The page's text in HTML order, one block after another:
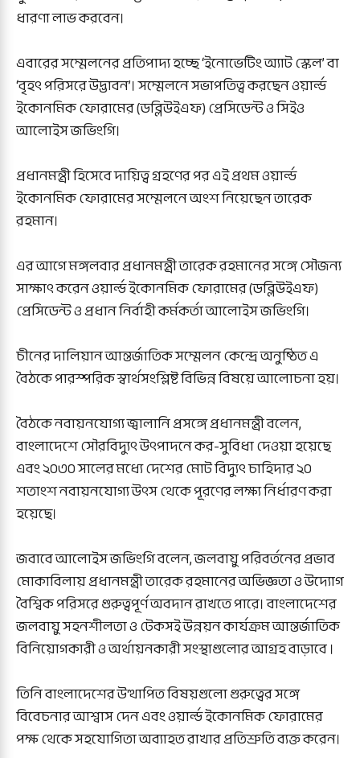
ধারণা লাভ করবেন।
এবারের সম্মেলনের প্রতিপাদ্য হচ্ছে ‘ইনোভেটিং অ্যাট স্কেল’ বা
‘বৃহৎ পরিসরে উদ্ভাবন’। সম্মেলনে সভাপতিত্ব করছেন ওয়ার্ল্ড
ইকোনমিক ফোরামের (ডব্লিউইএফ) প্রেসিডেন্ট ও সিইও
আলোইস জভিংগি।
প্রধানমন্ত্রী হিসেবে দায়িত্ব গ্রহণের পর এই প্রথম ওয়ার্ল্ড
ইকোনমিক ফোরামের সম্মেলনে অংশ নিয়েছেন তারেক
রহমান।
এর আগে মঙ্গলবার প্রধানমন্ত্রী তারেক রহমানের সঙ্গে সৌজন্য
সাক্ষাৎ করেন ওয়ার্ল্ড ইকোনমিক ফোরামের (ডব্লিউইএফ)
প্রেসিডেন্ট ও প্রধান নির্বাহী কর্মকর্তা আলোইস জভিংগি।
চীনের দালিয়ান আন্তর্জাতিক সম্মেলন কেন্দ্রে অনুষ্ঠিত এ
বৈঠকে পারস্পরিক স্বার্থসংশ্লিষ্ট বিভিন্ন বিষয়ে আলোচনা হয়।
বৈঠকে নবায়নযোগ্য জ্বালানি প্রসঙ্গে প্রধানমন্ত্রী বলেন,
বাংলাদেশে সৌরবিদ্যুৎ উৎপাদনে কর-সুবিধা দেওয়া হয়েছে
এবং ২০৩০ সালের মধ্যে দেশের মোট বিদ্যুৎ চাহিদার ২০
শতাংশ নবায়নযোগ্য উৎস থেকে পূরণের লক্ষ্য নির্ধারণ করা
হয়েছে।
জবাবে আলোইস জভিংগি বলেন, জলবায়ু পরিবর্তনের প্রভাব
মোকাবিলায় প্রধানমন্ত্রী তারেক রহমানের অভিজ্ঞতা ও উদ্যোগ
বৈশ্বিক পরিসরে গুরুত্বপূর্ণ অবদান রাখতে পারে। বাংলাদেশের
জলবায়ু সহনশীলতা ও টেকসই উন্নয়ন কার্যক্রম আন্তর্জাতিক
বিনিয়োগকারী ও অর্থায়নকারী সংস্থাগুলোর আগ্রহ বাড়াবে ।
তিনি বাংলাদেশের উত্থাপিত বিষয়গুলো গুরুত্বের সঙ্গে
বিবেচনার আশ্বাস দেন এবং ওয়ার্ল্ড ইকোনমিক ফোরামের
পক্ষ থেকে সহযোগিতা অব্যাহত রাখার প্রতিশ্রুতি ব্যক্ত করেন।